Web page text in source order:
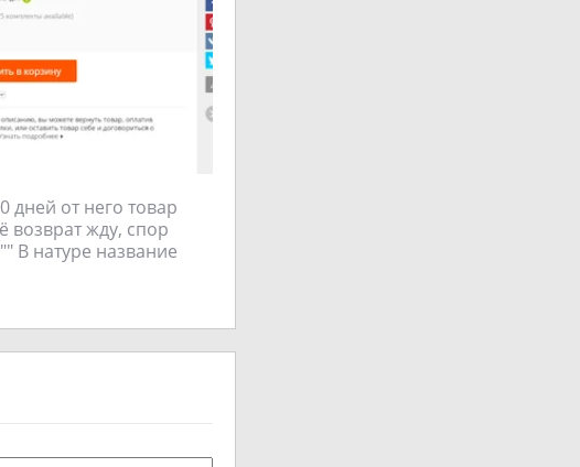
от него товар
возврат жду, спор
В натуре название